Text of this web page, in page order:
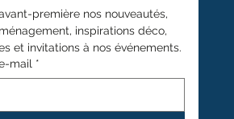
première nos nouveautés,
inspirations déco,
et invitations à nos événements.
mail *